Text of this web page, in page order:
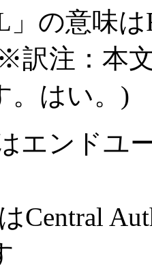
」の意味
訳注：本
。はい。)
エンドユ
Central